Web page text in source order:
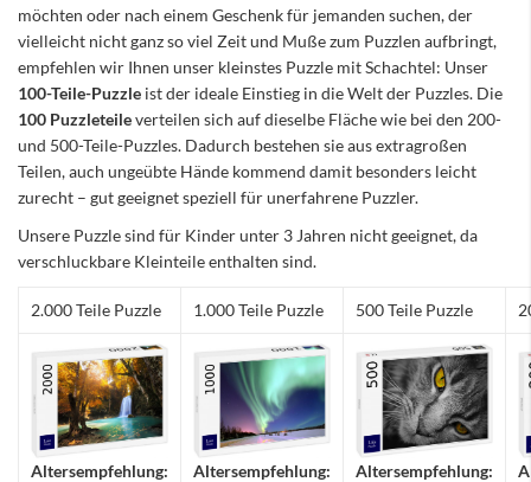
möchten oder nach einem Geschenk für jemanden suchen, der
vielleicht nicht ganz so viel Zeit und Muße zum Puzzlen aufbringt,
empfehlen wir Ihnen unser kleinstes Puzzle mit Schachtel: Unser
100-Teile-Puzzle ist der ideale Einstieg in die Welt der Puzzles. Die
100 Puzzleteileverteilen sich auf dieselbe Fläche wie bei den 200-
und 500-Teile-Puzzles. Dadurch bestehen sie aus extragroßen
Teilen, auch ungeübte Hände kommend damit besonders leicht
zurecht – gut geeignet speziell für unerfahrene Puzzler.
Unsere Puzzle sind für Kinder unter 3 Jahren nicht geeignet, da
verschluckbare Kleinteile enthalten sind.
2.000 Teile Puzzle 1.000 Teile Puzzle 500 Teile Puzzle
Altersempfehlung:
Altersempfehlung:
Altersempfehlung: